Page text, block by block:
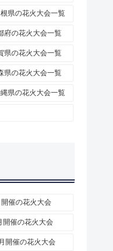
県の花火大会一覧
府の花火大会一覧
県の花火大会一覧
県の花火大会一覧
県の花火大会一覧
催の花火大会
開催の花火大会
開催の花火大会